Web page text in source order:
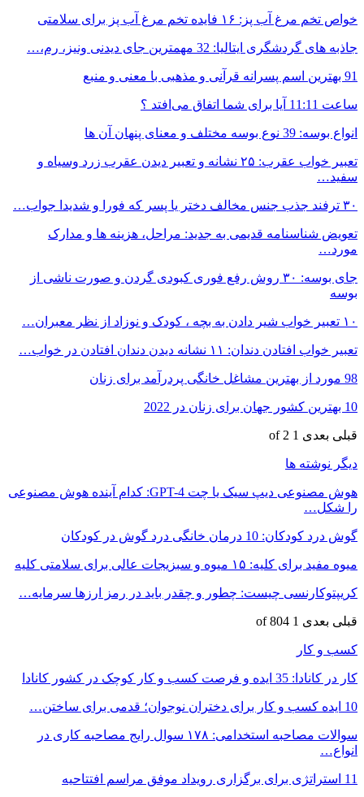
خواص تخم مرغ آب پز: ۱۶ فایده تخم مرغ آب پز برای سلامتی
جاذبه های گردشگری ایتالیا: 32 مهمترین جای دیدنی ونیز، رم،…
91 بهترین اسم پسرانه قرآنی و مذهبی با معنی و منبع
ساعت 11:11 آیا برای شما اتفاق می‌افتد ؟
انواع بوسه: 39 نوع بوسه مختلف و معنای پنهان آن ها
تعبیر خواب عقرب: ۲۵ نشانه و تعبیر دیدن عقرب زرد وسیاه و
سفید…
۳۰ ترفند جذب جنس مخالف دختر یا پسر که فورا و شدیدا جواب…
تعویض شناسنامه قدیمی به جدید: مراحل، هزینه ها و مدارک
مورد…
جای بوسه: ۳۰ روش رفع فوری کبودی گردن و صورت ناشی از
بوسه
۱۰ تعبیر خواب شیر دادن به بچه ، کودک و نوزاد از نظر معبران…
تعبیر خواب افتادن دندان: ۱۱ نشانه دیدن دندان افتادن در خواب…
98 مورد از بهترین مشاغل خانگی پردرآمد برای زنان
10 بهترین کشور جهان برای زنان در 2022
قبلی بعدی 1 of 2
دیگر نوشته ها
هوش مصنوعی دیپ سیک یا چت GPT-4: کدام آینده هوش مصنوعی
را شکل…
گوش درد کودکان: 10 درمان خانگی درد گوش در کودکان
میوه مفید برای کلیه: ۱۵ میوه و سبزیجات عالی برای سلامتی کلیه
کریپتوکارنسی چیست: چطور و چقدر باید در رمز ارزها سرمایه‌…
قبلی بعدی 1 of 804
کسب و کار
کار در کانادا: 35 ایده و فرصت کسب و کار کوچک در کشور کانادا
10 ایده کسب و کار برای دختران نوجوان؛ قدمی برای ساختن…
سوالات مصاحبه استخدامی: ۱۷۸ سوال رایج مصاحبه کاری در
انواع…
11 استراتژی برای برگزاری رویداد موفق مراسم افتتاحیه